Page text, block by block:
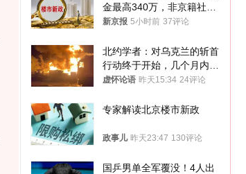
金最高340万，非京籍社保
1年
新京报 5小时前 37评论
北约学者：对乌克兰的斩首
行动终于开始，几个月内乌
将投降
虚怀论语 昨天15:34 24评论
专家解读北京楼市新政
政事儿 昨天23:47 130评论
国乒男单全军覆没！4人出